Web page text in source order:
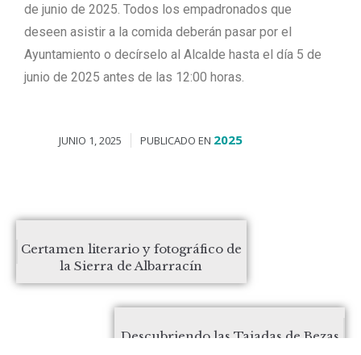
de junio de 2025. Todos los empadronados que
deseen asistir a la comida deberán pasar por el
Ayuntamiento o decírselo al Alcalde hasta el día 5 de
junio de 2025 antes de las 12:00 horas.
JUNIO 1, 2025 PUBLICADO EN 2025
Certamen literario y fotográfico de
la Sierra de Albarracín
Descubriendo las Tajadas de Bezas